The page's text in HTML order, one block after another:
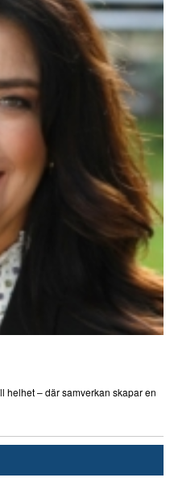
helhet – där samverkan skapar en